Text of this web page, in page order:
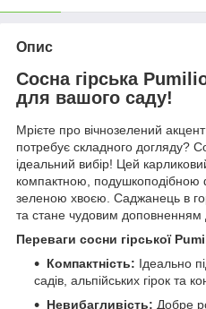
Опис
Сосна гірська
для вашого саду!
Мрієте про вічнозелений
потребує складного догляду?
ідеальний вибір! Цей
компактною,
зеленою хвоєю. Саджанець в
та стане чудовим
Переваги сосни гірської
Компактність: Ідеально
садів, альпійських гірок та
Невибагливість: Добре